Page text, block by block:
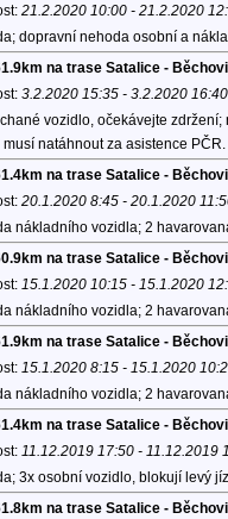
21.2.2020 10:00 - 21.2.2020
dopravní nehoda osobní a
na trase Satalice -
3.2.2020 15:35 - 3.2.2020 16:40
vozidlo, očekávejte
musí natáhnout za asistence PČR.
na trase Satalice -
20.1.2020 8:45 - 20.1.2020
nákladního vozidla; 2
na trase Satalice -
15.1.2020 10:15 - 15.1.2020
nákladního vozidla; 2
na trase Satalice -
15.1.2020 8:15 - 15.1.2020
nákladního vozidla; 2
na trase Satalice -
11.12.2019 17:50 - 11.12.2019
3x osobní vozidlo, blokují levý
na trase Satalice -